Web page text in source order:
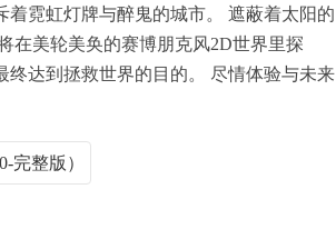
霓虹灯牌与醉鬼的城市。 遮蔽着太阳的
在美轮美奂的赛博朋克风2D世界里探
达到拯救世界的目的。 尽情体验与未来